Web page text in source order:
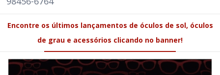
Encontre os últimos lançamentos de óculos de sol, óculos
de grau e acessórios clicando no banner!